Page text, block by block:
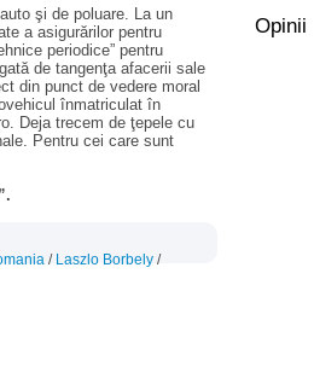
şi de poluare. La un
a asigurărilor pentru
periodice” pentru
de tangenţa afacerii sale
din punct de vedere moral
înmatriculat în
Deja trecem de ţepele cu
Pentru cei care sunt
/ Laszlo Borbely /
Opinii